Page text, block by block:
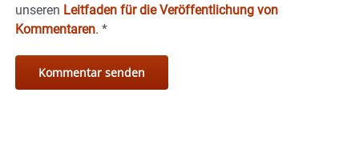
unseren Leitfaden für die Veröffentlichung von
Kommentaren. *